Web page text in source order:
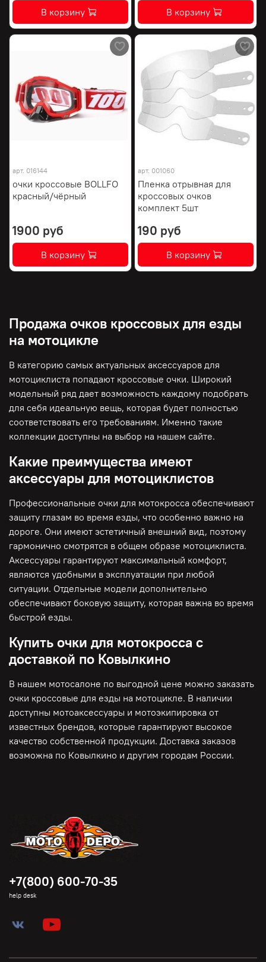
В корзину В корзину
арт. 016144
очки кроссовые BOLLFO
красный/чёрный
1900 руб
В корзину
арт. 001060
Пленка отрывная для
кроссовых очков
комплект 5шт
190 руб
В корзину
Продажа очков кроссовых для езды
на мотоцикле
В категорию самых актуальных аксессуаров для
мотоциклиста попадают кроссовые очки. Широкий
модельный ряд дает возможность каждому подобрать
для себя идеальную вещь, которая будет полностью
соответствовать его требованиям. Именно такие
коллекции доступны на выбор на нашем сайте.
Какие преимущества имеют
аксессуары для мотоциклистов
Профессиональные очки для мотокросса обеспечивают
защиту глазам во время езды, что особенно важно на
дороге. Они имеют эстетичный внешний вид, поэтому
гармонично смотрятся в общем образе мотоциклиста.
Аксессуары гарантируют максимальный комфорт,
являются удобными в эксплуатации при любой
ситуации. Отдельные модели дополнительно
обеспечивают боковую защиту, которая важна во время
быстрой езды.
Купить очки для мотокросса с
доставкой по Ковылкино
В нашем мотосалоне по выгодной цене можно заказать
очки кроссовые для езды на мотоцикле. В наличии
доступны мотоаксессуары и мотоэкипировка от
известных брендов, которые гарантируют высокое
качество собственной продукции. Доставка заказов
возможна по Ковылкино и другим городам России.
+7(800) 600-70-35
help desk